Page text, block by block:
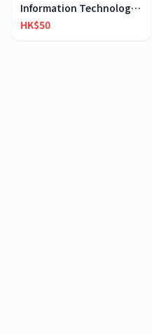
Information Technology Application in Accounting
HK$50